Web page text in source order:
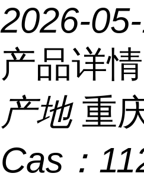
2026-
产品详情
产地 重
Cas：